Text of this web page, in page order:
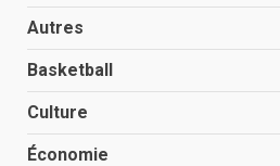
Autres
Basketball
Culture
Économie